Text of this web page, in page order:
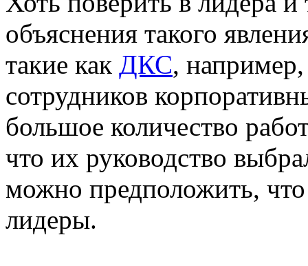
объяснения такого
такие как ДКС,
сотрудников
большое количество
что их руководство
можно предположить, что
лидеры.